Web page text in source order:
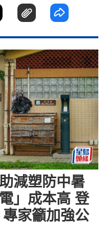
減塑防中暑
」成本高 登
家籲加強公